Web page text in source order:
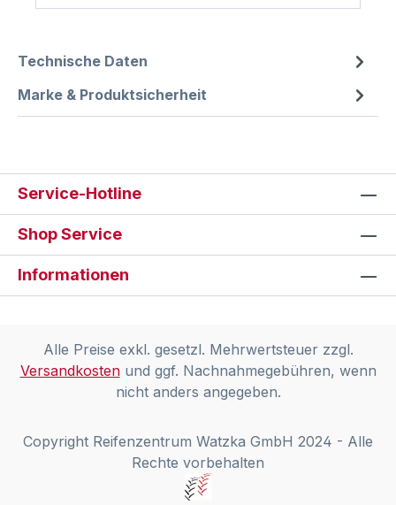
Technische Daten
Marke & Produktsicherheit
Service-Hotline
Shop Service
Informationen
Alle Preise exkl. gesetzl. Mehrwertsteuer zzgl.
Versandkostenund ggf. Nachnahmegebühren, wenn
nicht anders angegeben.
Copyright Reifenzentrum Watzka GmbH 2024 - Alle
Rechte vorbehalten